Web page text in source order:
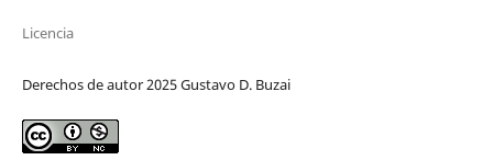
Licencia
Derechos de autor 2025 Gustavo D. Buzai